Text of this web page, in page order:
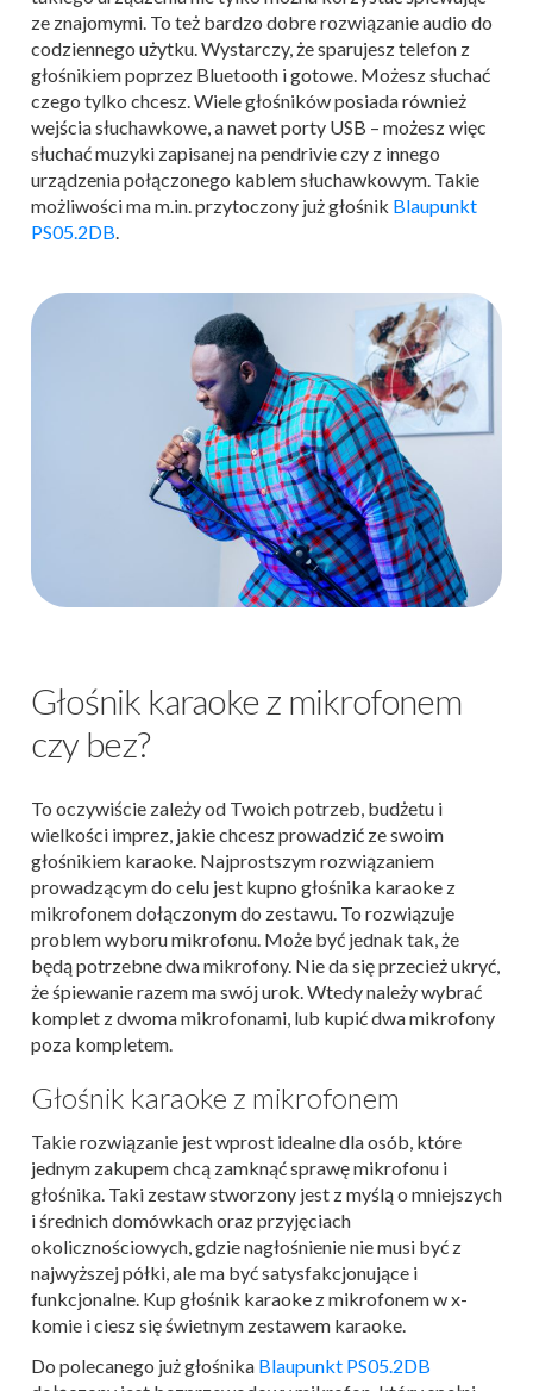
ze znajomymi. To też bardzo dobre rozwiązanie audio do
codziennego użytku. Wystarczy, że sparujesz telefon z
głośnikiem poprzez Bluetooth i gotowe. Możesz słuchać
czego tylko chcesz. Wiele głośników posiada również
wejścia słuchawkowe, a nawet porty USB – możesz więc
słuchać muzyki zapisanej na pendrivie czy z innego
urządzenia połączonego kablem słuchawkowym. Takie
możliwości ma m.in. przytoczony już głośnik Blaupunkt
PS05.2DB.
Głośnik karaoke z mikrofonem
czy bez?
To oczywiście zależy od Twoich potrzeb, budżetu i
wielkości imprez, jakie chcesz prowadzić ze swoim
głośnikiem karaoke. Najprostszym rozwiązaniem
prowadzącym do celu jest kupno głośnika karaoke z
mikrofonem dołączonym do zestawu. To rozwiązuje
problem wyboru mikrofonu. Może być jednak tak, że
będą potrzebne dwa mikrofony. Nie da się przecież ukryć,
że śpiewanie razem ma swój urok. Wtedy należy wybrać
komplet z dwoma mikrofonami, lub kupić dwa mikrofony
poza kompletem.
Głośnik karaoke z mikrofonem
Takie rozwiązanie jest wprost idealne dla osób, które
jednym zakupem chcą zamknąć sprawę mikrofonu i
głośnika. Taki zestaw stworzony jest z myślą o mniejszych
i średnich domówkach oraz przyjęciach
okolicznościowych, gdzie nagłośnienie nie musi być z
najwyższej półki, ale ma być satysfakcjonujące i
funkcjonalne. Kup głośnik karaoke z mikrofonem w x-
komie i ciesz się świetnym zestawem karaoke.
Do polecanego już głośnika Blaupunkt PS05.2DB